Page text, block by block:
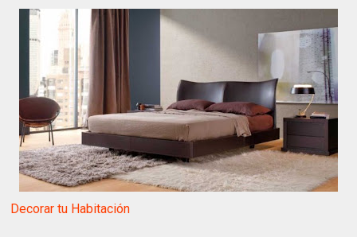
Decorar tu Habitación